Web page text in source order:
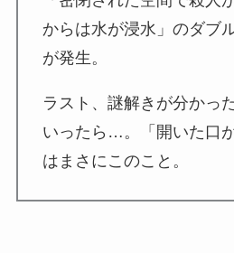
からは水が浸水」のダブ
が発生。
ラスト、謎解きが分かっ
いったら…。「開いた口
はまさにこのこと。